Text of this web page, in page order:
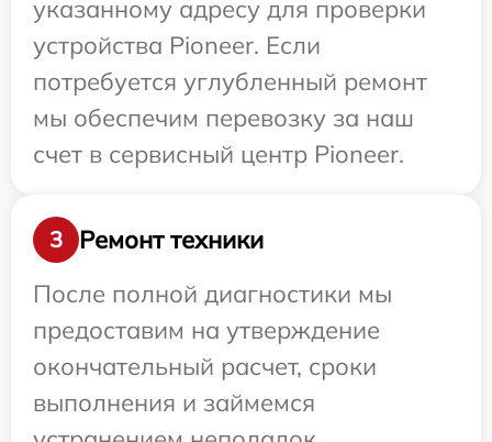
указанному адресу для проверки
устройства Pioneer. Если
потребуется углубленный ремонт
мы обеспечим перевозку за наш
счет в сервисный центр Pioneer.
3
Ремонт техники
После полной диагностики мы
предоставим на утверждение
окончательный расчет, сроки
выполнения и займемся